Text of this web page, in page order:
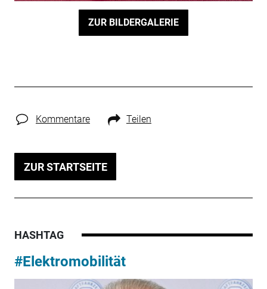
ZUR BILDERGALERIE
Kommentare Teilen
ZUR STARTSEITE
HASHTAG
#Elektromobilität